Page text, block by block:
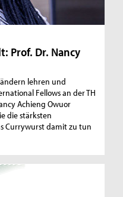
Prof. Dr. Nancy
lehren und
Fellows an der TH
Achieng Owuor
die stärksten
Currywurst damit zu tun